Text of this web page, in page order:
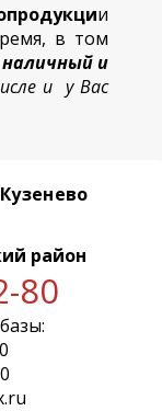
и
в том
и
и у Вас
район
80